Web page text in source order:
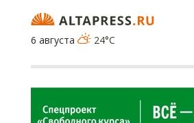
6 августа
24°C